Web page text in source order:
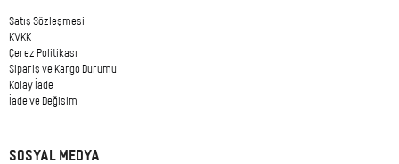
Satış Sözleşmesi
KVKK
Çerez Politikası
Sipariş ve Kargo Durumu
Kolay İade
İade ve Değişim
SOSYAL MEDYA